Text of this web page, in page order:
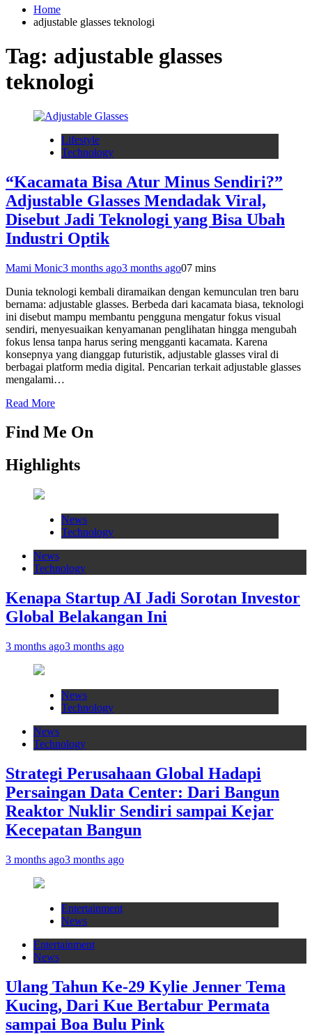
Home
adjustable glasses teknologi
Tag: adjustable glasses
teknologi
Lifestyle
Technology
“Kacamata Bisa Atur Minus Sendiri?”
Adjustable Glasses Mendadak Viral,
Disebut Jadi Teknologi yang Bisa Ubah
Industri Optik
Mami Monic3 months ago3 months ago07 mins
Dunia teknologi kembali diramaikan dengan kemunculan tren baru
bernama: adjustable glasses. Berbeda dari kacamata biasa, teknologi
ini disebut mampu membantu pengguna mengatur fokus visual
sendiri, menyesuaikan kenyamanan penglihatan hingga mengubah
fokus lensa tanpa harus sering mengganti kacamata. Karena
konsepnya yang dianggap futuristik, adjustable glasses viral di
berbagai platform media digital. Pencarian terkait adjustable glasses
mengalami…
Read More
Find Me On
Highlights
News
Technology
News
Technology
Kenapa Startup AI Jadi Sorotan Investor
Global Belakangan Ini
3 months ago3 months ago
News
Technology
News
Technology
Strategi Perusahaan Global Hadapi
Persaingan Data Center: Dari Bangun
Reaktor Nuklir Sendiri sampai Kejar
Kecepatan Bangun
3 months ago3 months ago
Entertainment
News
Entertainment
News
Ulang Tahun Ke-29 Kylie Jenner Tema
Kucing, Dari Kue Bertabur Permata
sampai Boa Bulu Pink